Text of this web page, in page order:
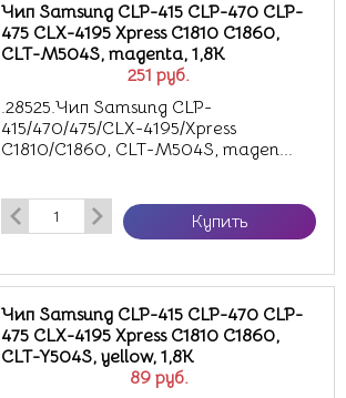
251 руб.
Чип Samsung CLP-415 CLP-470 CLP-
475 CLX-4195 Xpress C1810 C1860,
CLT-M504S, magenta, 1,8K
.28525.Чип Samsung CLP-
415/470/475/CLX-4195/Xpress
C1810/C1860, CLT-M504S, magen...
Купить
89 руб.
Чип Samsung CLP-415 CLP-470 CLP-
475 CLX-4195 Xpress C1810 C1860,
CLT-Y504S, yellow, 1,8K